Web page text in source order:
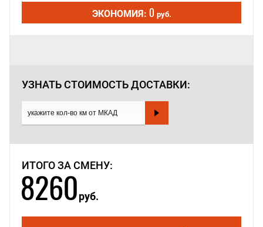
ЭКОНОМИЯ: 0 руб.
УЗНАТЬ СТОИМОСТЬДОСТАВКИ:
ИТОГО ЗА СМЕНУ:
8260руб.